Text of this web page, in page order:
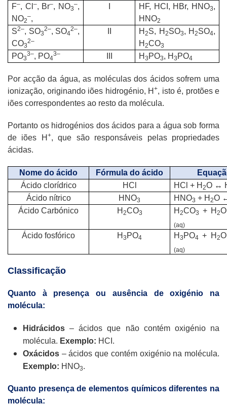
F–, Cl –, Br–, NO3
–,
NO2
–,
HF, HCI, HBr, HNO3,
HNO2
S2–, SO3
2–, SO4
2–,
CO3
2–
H2S, H 2SO3, H 2SO4,
H2CO3
PO3
3–, PO4
3– H3 PO3, H3 PO4
Por acção da água, as moléculas dos ácidos sofrem uma
ionização, originando iões hidrogénio, H +, isto é, protões e
iões correspondentes ao resto da molécula.
Portanto os hidrogénios dos ácidos para a água sob forma
de iões H +, que são responsáveis pelas propriedades
ácidas.
Nome do ácido Fórmula do ácido
Ácido clorídrico
HCl HCl + H2O ↔
Ácido nítrico
HNO3 HNO3 + H2O
Ácido Carbónico
H 2CO3 H2CO3 + H2
(aq)
Ácido fosfórico H 3 PO4 H3 PO4 + H 2
(aq)
Classificação
Quanto à presença ou ausência de oxigénio na
molécula:
Hidrácidos – ácidos que não contém oxigénio na
molécula. Exemplo: HCI.
Oxácidos – ácidos que contém oxigénio na molécula.
Exemplo: HNO3.
Quanto presença de elementos químicos diferentes na
molécula: